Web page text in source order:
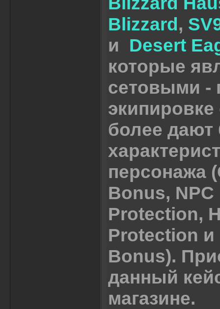
Blizzard,
и Desert
которые
сетовыми -
экипировке
более дают
персонажа
Bonus, NPC
Protection,
Protection и
Bonus).
данный
магазине.